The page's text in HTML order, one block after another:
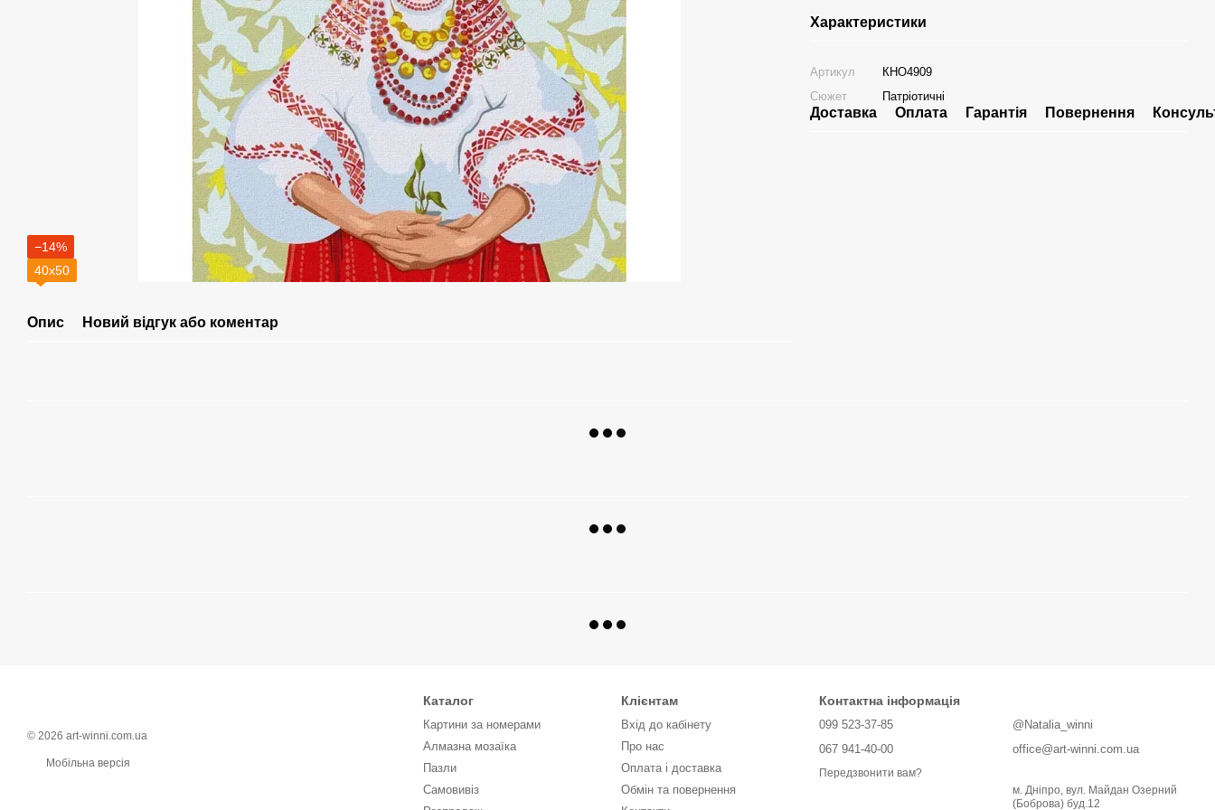
−14%
40х50
Опис Новий відгук або коментар
Характеристики
Артикул
КНО4909
Сюжет
Патріотичні
Доставка Оплата Гарантія Повернення
© 2026 art-winni.com.ua
Мобільна версія
Каталог
Картини за номерами
Алмазна мозаїка
Пазли
Самовивіз
Клієнтам
Вхід до кабінету
Про нас
Оплата і доставка
Обмін та повернення
Контактна інформація
099 523-37-85
067 941-40-00
Передзвонити вам?
@Natalia_winni
office@art-winni.com.ua
м. Дніпро, вул. Майдан Озерний
(Боброва) буд.12